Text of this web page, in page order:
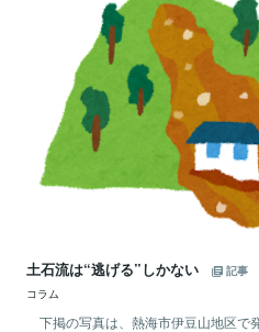
土石流は“逃げる”しかない
記事
コラム
下掲の写真は、熱海市伊豆山地区で